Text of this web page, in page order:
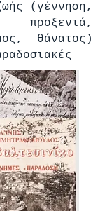
(γέννηση,
θάνατος)